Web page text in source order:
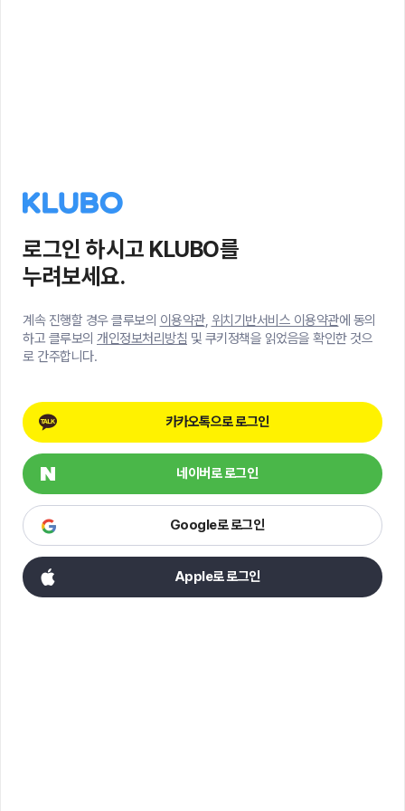
로그인 하시고 KLUBO를
누려보세요.
계속 진행할 경우 클루보의 이용약관, 위치기반서비스 이용약관에 동의
하고 클루보의 개인정보처리방침 및 쿠키정책을 읽었음을 확인한 것으
로 간주합니다.
카카오톡으로 로그인
네이버로 로그인
Google로 로그인
Apple로 로그인